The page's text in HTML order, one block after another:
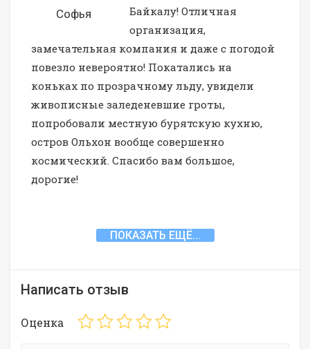
Софья
Байкалу! Отличная
организация,
замечательная компания и даже с погодой
повезло невероятно! Покатались на
коньках по прозрачному льду, увидели
живописные заледеневшие гроты,
попробовали местную бурятскую кухню,
остров Ольхон вообще совершенно
космический. Спасибо вам большое,
дорогие!
ПОКАЗАТЬ ЕЩЁ...
Написать отзыв
Оценка